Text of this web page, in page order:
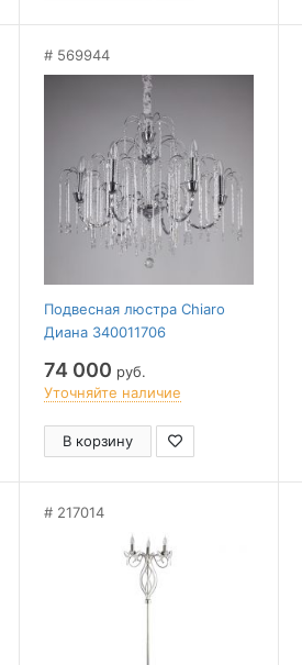
569944
Подвесная люстра Chiaro
Диана 340011706
74 000 руб.
Уточняйте наличие
В корзину
217014